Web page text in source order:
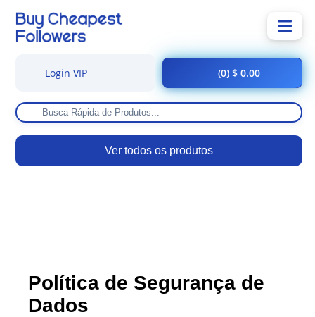
Ver todos os produtos
Login VIP (0) $ 0.00
Política de Segurança de
Dados